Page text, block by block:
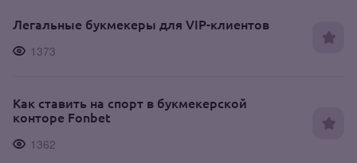
Легальные букмекеры для VIP-клиентов
1373
Как ставить на спорт в букмекерской
конторе Fonbet
1362